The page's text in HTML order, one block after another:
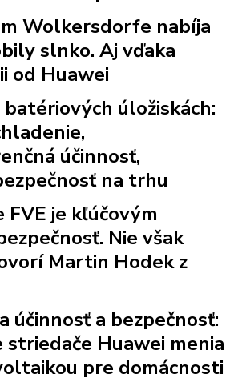
Wolkersdorfe nabíja
slnko. Aj vďaka
od Huawei
batériových úložiskách:
účinnosť,
na trhu
FVE je kľúčovým
Nie však
Martin Hodek z
účinnosť a bezpečnosť:
Huawei menia
pre domácnosti